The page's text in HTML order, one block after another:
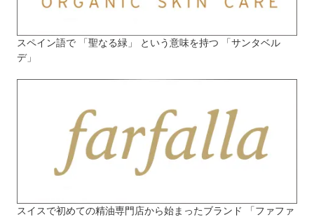
スペイン語で 「聖なる緑」 という意味を持つ 「サンタベル
デ」
スイスで初めての精油専門店から始まったブランド 「ファファ